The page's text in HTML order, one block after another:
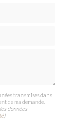
transmises dans
de ma demande.
données
)